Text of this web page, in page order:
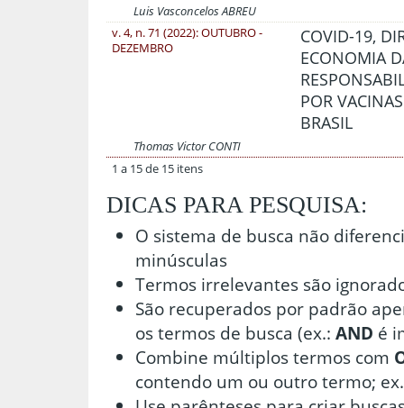
Luis Vasconcelos ABREU
v. 4, n. 71 (2022): OUTUBRO -
DEZEMBRO
COVID-19,
ECONOMIA
POR
BRASIL
Thomas Victor CONTI
1 a 15 de 15 itens
DICAS PARA PESQUISA:
O sistema de busca não
minúsculas
Termos irrelevantes são
São recuperados por padrão
os termos de busca (ex.: AND é
Combine múltiplos termos com
contendo um ou outro termo;